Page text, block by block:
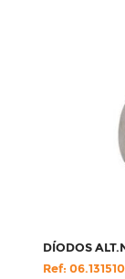
DÍODOS
Ref: 06.131510